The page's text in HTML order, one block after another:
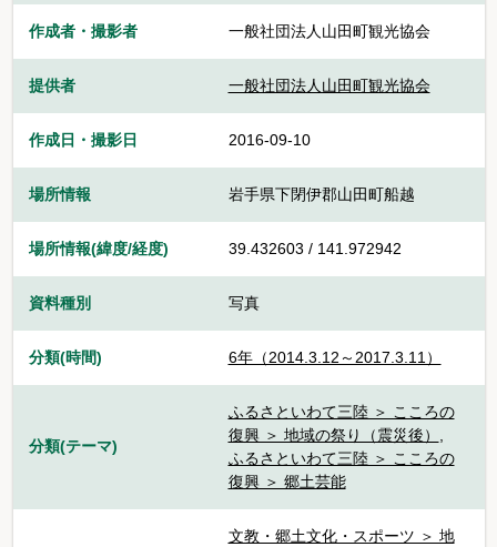
作成者・撮影者 一般社団法人山田町観光協会
提供者 一般社団法人山田町観光協会
作成日・撮影日 2016-09-10
場所情報 岩手県下閉伊郡山田町船越
場所情報(緯度/経度) 39.432603 / 141.972942
資料種別 写真
分類(時間) 6年（2014.3.12～2017.3.11）
分類(テーマ)
ふるさといわて三陸 ＞ こころの
復興 ＞ 地域の祭り（震災後） ,
ふるさといわて三陸 ＞ こころの
復興 ＞ 郷土芸能
文教・郷土文化・スポーツ ＞ 地